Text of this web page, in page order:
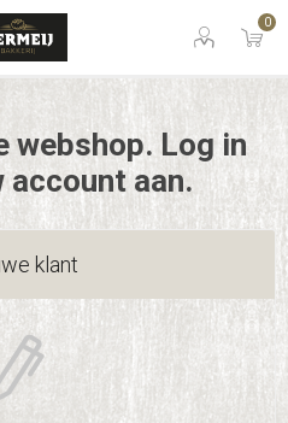
0
webshop. Log in
account aan.
klant